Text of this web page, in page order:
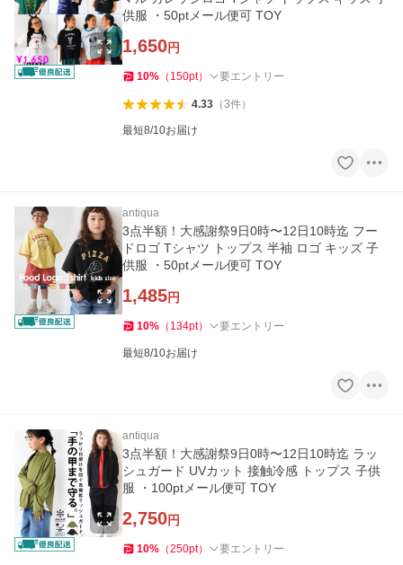
供服 ・50ptメール便可 TOY
1,650円
10% （ 150pt） 要エントリー
4.33（3件）
最短8/10お届け
antiqua
3点半額！大感謝祭9日0時〜12日10時迄 フー
ドロゴ Tシャツ トップス 半袖 ロゴ キッズ 子
供服 ・50ptメール便可 TOY
1,485円
10% （ 134pt） 要エントリー
最短8/10お届け
antiqua
3点半額！大感謝祭9日0時〜12日10時迄 ラッ
シュガード UVカット 接触冷感 トップス 子供
服 ・100ptメール便可 TOY
2,750円
10% （250pt） 要エントリー